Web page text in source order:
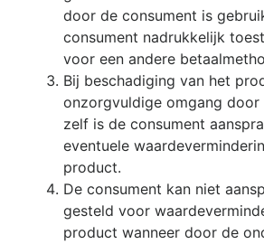
door de consument is
consument nadrukkelijk
voor een andere
Bij beschadiging van het
onzorgvuldige omgang door
zelf is de consument
eventuele
product.
De consument kan niet
gesteld voor
product wanneer door de